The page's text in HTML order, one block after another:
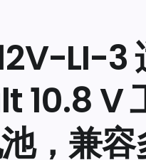
LI-3
10.8 V
，兼